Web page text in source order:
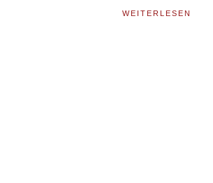
WEITERLESEN